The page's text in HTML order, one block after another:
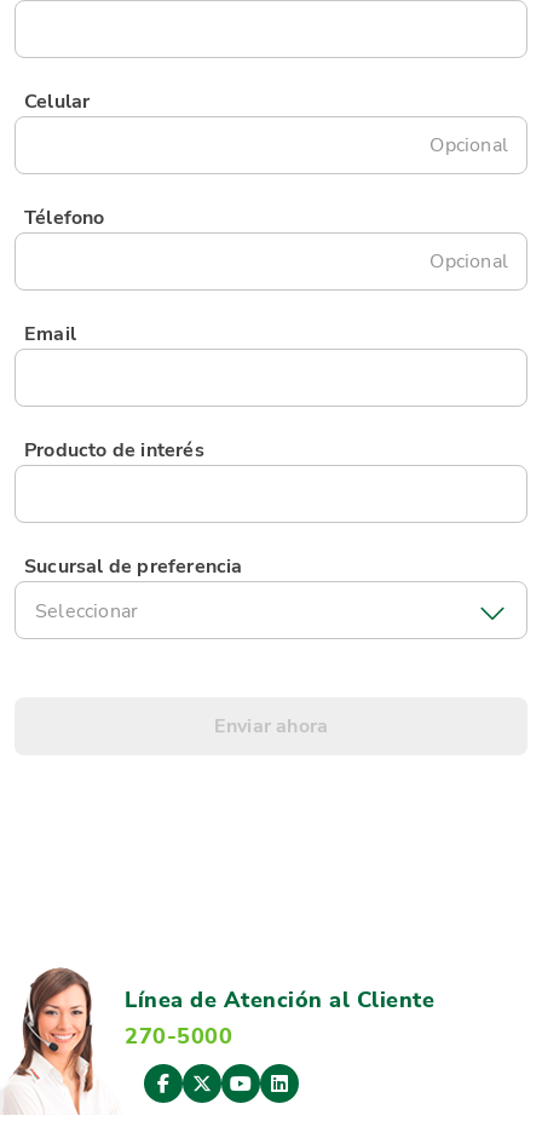
Celular
Opcional
Télefono
Opcional
Email
Producto de interés
Sucursal de preferencia
Seleccionar
Línea de Atención al Cliente
270-5000